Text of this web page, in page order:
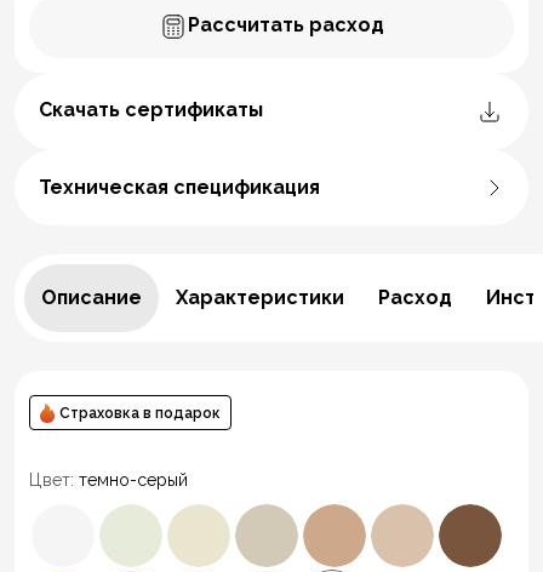
Рассчитать расход
Скачать сертификаты
Техническая спецификация
Описание Характеристики Расход
Страховка в подарок
Цвет: темно-серый